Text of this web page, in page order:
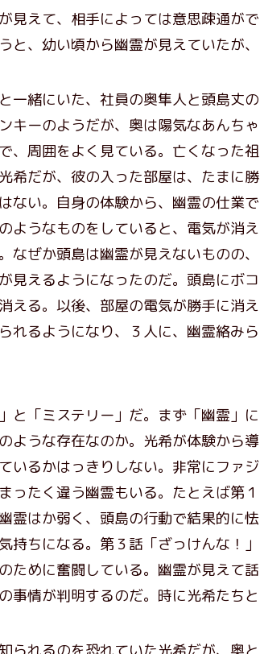
見えて、相手によっては意思疎通がで
、幼い頃から幽霊が見えていたが、
一緒にいた、社員の奥隼人と頭島丈の
キーのようだが、奥は陽気なあんちゃ
、周囲をよく見ている。亡くなった祖
希だが、彼の入った部屋は、たまに勝
ない。自身の体験から、幽霊の仕業で
ようなものをしていると、電気が消え
ぜか頭島は幽霊が見えないものの、
見えるようになったのだ。頭島にボコ
える。以後、部屋の電気が勝手に消え
るようになり、３人に、幽霊絡みら
と「ミステリー」だ。まず「幽霊」に
ような存在なのか。光希が体験から導
いるかはっきりしない。非常にファジ
ったく違う幽霊もいる。たとえば第１
霊はか弱く、頭島の行動で結果的に怯
ちになる。第３話「ざっけんな！」
ために奮闘している。幽霊が見えて話
事情が判明するのだ。時に光希たちと